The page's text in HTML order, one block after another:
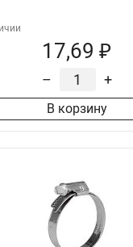
17,69 ₽
– +
В корзину